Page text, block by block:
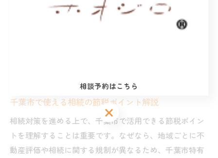
千葉市で使える相続の節税ポイント解説
相続対策を進める上で、千葉市で活用できる節税ポイン
トを理解することは重要です。なぜなら、地域ごとに不
動産評価や相続に関する規制が異なるため、千葉市特有
相談予約はこちら
相談予約はこちら
相談予約はこちら